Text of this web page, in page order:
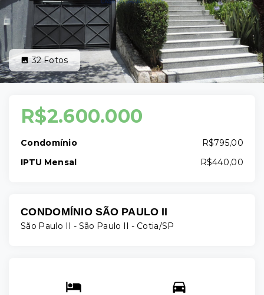
32Fotos
R$2.600.000
Condomínio
R$795,00
IPTU Mensal
R$440,00
CONDOMÍNIO SÃO PAULO II
São Paulo II - São Paulo II - Cotia/SP